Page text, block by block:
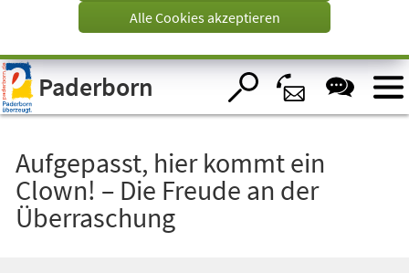
Visuelle
Assistenzsoftware
öffnen.
Alle Cookies akzeptieren
Paderborn
Aufgepasst, hier kommt ein
Clown! – Die Freude an der
Überraschung